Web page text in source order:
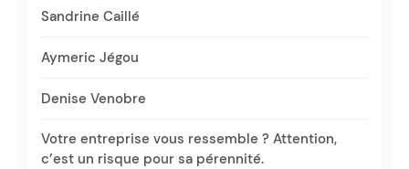
Sandrine Caillé
Aymeric Jégou
Denise Venobre
Votre entreprise vous ressemble ? Attention,
c’est un risque pour sa pérennité.